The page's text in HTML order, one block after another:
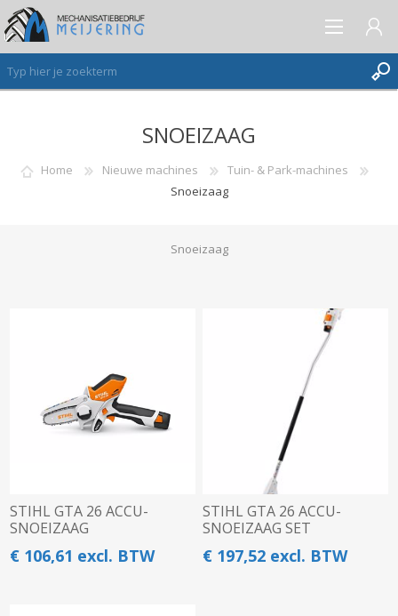
AANMELDEN ALS NIEUWE KLANT
INLOGGEN
SNOEIZAAG
Home Nieuwe machines
Tuin- & Park-machines
Snoeizaag
Snoeizaag
STIHL GTA 26 ACCU-
SNOEIZAAG
€ 106,61 excl. BTW
STIHL GTA 26 ACCU-
SNOEIZAAG SET
€ 197,52 excl. BTW